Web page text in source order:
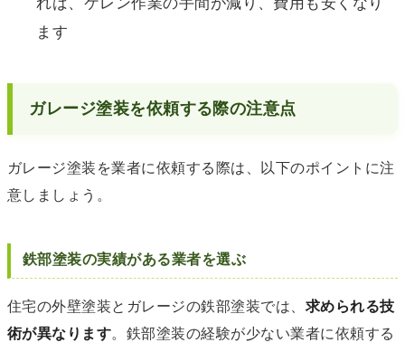
ます
ガレージ塗装を依頼する際の注意点
ガレージ塗装を業者に依頼する際は、以下のポイントに注
意しましょう。
鉄部塗装の実績がある業者を選ぶ
住宅の外壁塗装とガレージの鉄部塗装では、 求められる技
術が異なります。鉄部塗装の経験が少ない業者に依頼する